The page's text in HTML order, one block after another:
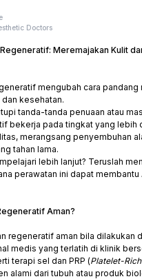
Doctors
Meremajakan Kulit
mengubah cara pandang
kesehatan.
tanda-tanda penuaan atau
bekerja pada tingkat yang lebih
merangsang penyembuhan
tahan lama.
lebih lanjut? Teruslah
perawatan ini dapat membantu
Aman?
regeneratif aman bila dilakukan
medis yang terlatih di klinik
terapi sel dan PRP (Platelet-
alami dari tubuh atau produk